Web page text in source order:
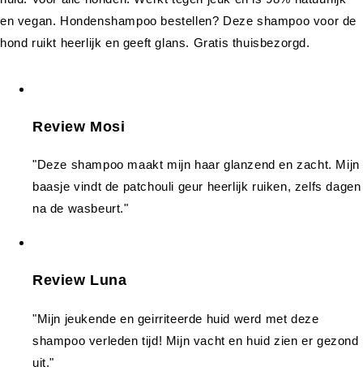
Review Mosi
"Deze shampoo maakt mijn haar glanzend en zacht. Mijn
baasje vindt de patchouli geur heerlijk ruiken, zelfs dagen
na de wasbeurt."
Review Luna
"Mijn jeukende en geirriteerde huid werd met deze
shampoo verleden tijd! Mijn vacht en huid zien er gezond
uit."